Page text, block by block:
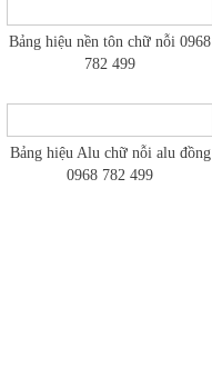
Bảng hiệu nền tôn chữ nỗi 0968
782 499
Bảng hiệu Alu chữ nỗi alu đồng
0968 782 499